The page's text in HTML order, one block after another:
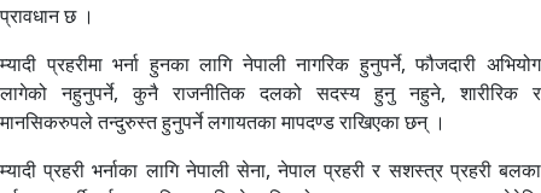
प्रावधान छ ।
म्यादी प्रहरीमा भर्ना हुनका लागि नेपाली नागरिक हुनुपर्ने, फौजदारी अभियोग
लागेको नहुनुपर्ने, कुनै राजनीतिक दलको सदस्य हुनु नहुने, शारीरिक र
मानसिकरुपले तन्दुरुस्त हुनुपर्ने लगायतका मापदण्ड राखिएका छन् ।
म्यादी प्रहरी भर्नाका लागि नेपाली सेना, नेपाल प्रहरी र सशस्त्र प्रहरी बलका